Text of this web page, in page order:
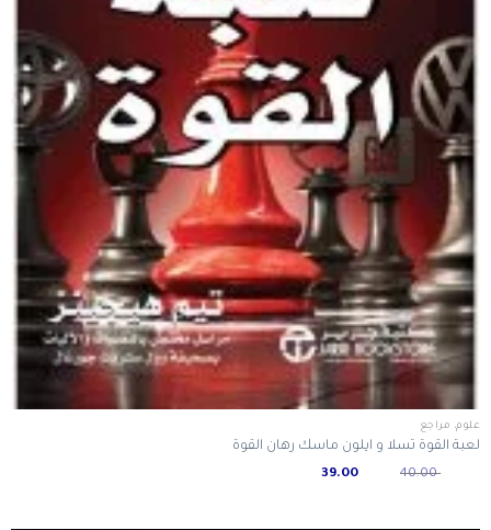
علوم، مراجع
لعبة القوة تسلا و ايلون ماسك رهان القوة
40.00
Original
Current
price